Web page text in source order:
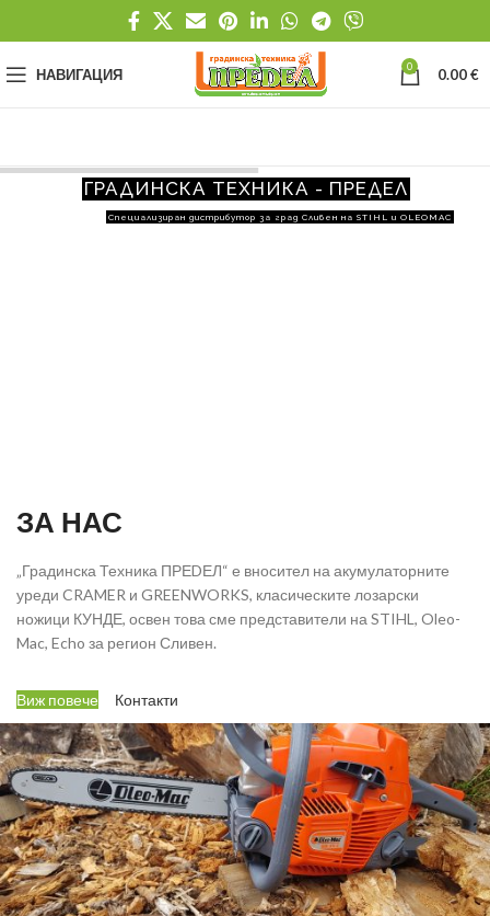
НАВИГАЦИЯ 0 0.00€
ГРАДИНСКА ТЕХНИКА - ПРЕДЕЛ
Специализиран дистрибутор за град Сливен на STIHL и OLEOMAC
ЗА НАС
„Градинска Техника ПРЕDЕЛ“ е вносител на акумулаторните
уреди CRAMER и GREENWORKS, класическите лозарски
ножици КУНДЕ, освен това сме представители на STIHL, Oleo-
Mac, Echo за регион Сливен.
Виж повече Контакти